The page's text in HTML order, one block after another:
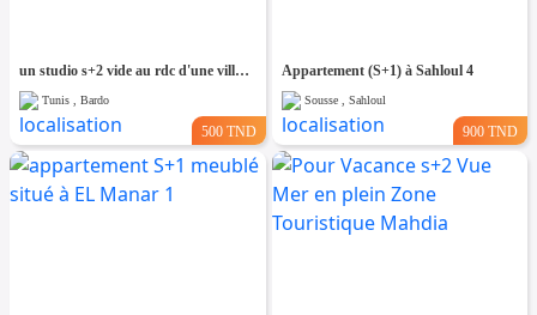
un studio s+2 vide au rdc d'une villa a louer situé a bardo prés de stade
Tunis , Bardo
500 TND
Appartement (S+1) à Sahloul 4
Sousse , Sahloul
900 TND